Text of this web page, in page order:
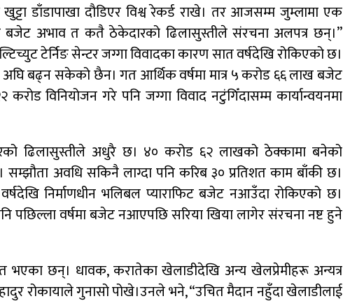
डाँडापाखा दौडिएर विश्व रेकर्ड राखे। तर आजसम्म जुम्लामा एक
अभाव त कतै ठेकेदारको ढिलासुस्तीले संरचना अलपत्र छन्।”
टेर्निङ सेन्टर जग्गा विवादका कारण सात वर्षदेखि रोकिएको छ।
बढ्न सकेको छैन। गत आर्थिक वर्षमा मात्र ५ करोड ६६ लाख बजेट
विनियोजन गरे पनि जग्गा विवाद नटुंगिँदासम्म कार्यान्वयनमा
ढिलासुस्तीले अधुरै छ। ४० करोड ६२ लाखको ठेक्कामा बनेको
सम्झौता अवधि सकिनै लाग्दा पनि करिब ३० प्रतिशत काम बाँकी छ।
निर्माणधीन भलिबल प्याराफिट बजेट नआउँदा रोकिएको छ।
पछिल्ला वर्षमा बजेट नआएपछि सरिया खिया लागेर संरचना नष्ट हुने
भएका छन्। धावक, करातेका खेलाडीदेखि अन्य खेलप्रेमीहरू अन्यत्र
रोकायाले गुनासो पोखे।उनले भने, “उचित मैदान नहुँदा खेलाडीलाई